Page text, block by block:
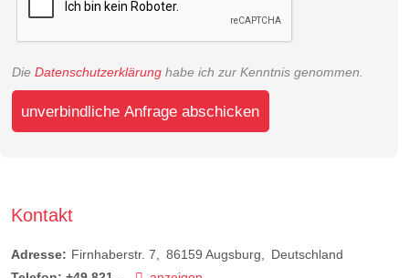
Die Datenschutzerklärung habe ich zur Kenntnis genommen.
unverbindliche Anfrage abschicken
Kontakt
Adresse: Firnhaberstr. 7 86159 Augsburg
Deutschland